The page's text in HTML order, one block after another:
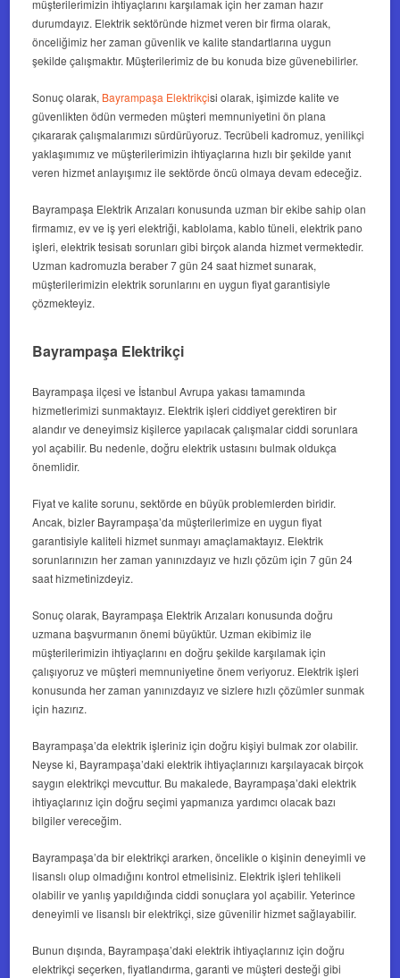
müşterilerimizin ihtiyaçlarını karşılamak için her zaman hazır
durumdayız. Elektrik sektöründe hizmet veren bir firma olarak,
önceliğimiz her zaman güvenlik ve kalite standartlarına uygun
şekilde çalışmaktır. Müşterilerimiz de bu konuda bize güvenebilirler.
Sonuç olarak, Bayrampaşa Elektrikçisi olarak, işimizde kalite ve
güvenlikten ödün vermeden müşteri memnuniyetini ön plana
çıkararak çalışmalarımızı sürdürüyoruz. Tecrübeli kadromuz, yenilikçi
yaklaşımımız ve müşterilerimizin ihtiyaçlarına hızlı bir şekilde yanıt
veren hizmet anlayışımız ile sektörde öncü olmaya devam edeceğiz.
Bayrampaşa Elektrik Arızaları konusunda uzman bir ekibe sahip olan
firmamız, ev ve iş yeri elektriği, kablolama, kablo tüneli, elektrik pano
işleri, elektrik tesisatı sorunları gibi birçok alanda hizmet vermektedir.
Uzman kadromuzla beraber 7 gün 24 saat hizmet sunarak,
müşterilerimizin elektrik sorunlarını en uygun fiyat garantisiyle
çözmekteyiz.
Bayrampaşa Elektrikçi
Bayrampaşa ilçesi ve İstanbul Avrupa yakası tamamında
hizmetlerimizi sunmaktayız. Elektrik işleri ciddiyet gerektiren bir
alandır ve deneyimsiz kişilerce yapılacak çalışmalar ciddi sorunlara
yol açabilir. Bu nedenle, doğru elektrik ustasını bulmak oldukça
önemlidir.
Fiyat ve kalite sorunu, sektörde en büyük problemlerden biridir.
Ancak, bizler Bayrampaşa’da müşterilerimize en uygun fiyat
garantisiyle kaliteli hizmet sunmayı amaçlamaktayız. Elektrik
sorunlarınızın her zaman yanınızdayız ve hızlı çözüm için 7 gün 24
saat hizmetinizdeyiz.
Sonuç olarak, Bayrampaşa Elektrik Arızaları konusunda doğru
uzmana başvurmanın önemi büyüktür. Uzman ekibimiz ile
müşterilerimizin ihtiyaçlarını en doğru şekilde karşılamak için
çalışıyoruz ve müşteri memnuniyetine önem veriyoruz. Elektrik işleri
konusunda her zaman yanınızdayız ve sizlere hızlı çözümler sunmak
için hazırız.
Bayrampaşa’da elektrik işleriniz için doğru kişiyi bulmak zor olabilir.
Neyse ki, Bayrampaşa’daki elektrik ihtiyaçlarınızı karşılayacak birçok
saygın elektrikçi mevcuttur. Bu makalede, Bayrampaşa’daki elektrik
ihtiyaçlarınız için doğru seçimi yapmanıza yardımcı olacak bazı
bilgiler vereceğim.
Bayrampaşa’da bir elektrikçi ararken, öncelikle o kişinin deneyimli ve
lisanslı olup olmadığını kontrol etmelisiniz. Elektrik işleri tehlikeli
olabilir ve yanlış yapıldığında ciddi sonuçlara yol açabilir. Yeterince
deneyimli ve lisanslı bir elektrikçi, size güvenilir hizmet sağlayabilir.
Bunun dışında, Bayrampaşa’daki elektrik ihtiyaçlarınız için doğru
elektrikçi seçerken, fiyatlandırma, garanti ve müşteri desteği gibi